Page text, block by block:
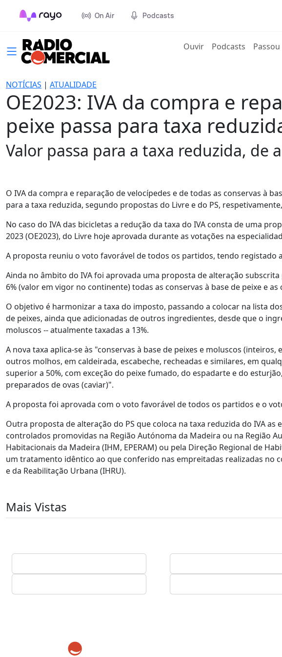
On Air Podcasts
Ouvir(current)
Podcasts Passou
NOTÍCIAS | ATUALIDADE
OE2023: IVA da compra e
peixe passa para taxa
Valor passa para a taxa reduzida, de
O IVA da compra e reparação de velocípedes e de todas as conservas à
para a taxa reduzida, segundo propostas do Livre e do PS,
No caso do IVA das bicicletas a redução da taxa do IVA consta de uma
2023 (OE2023), do Livre hoje aprovada durante as votações na
A proposta reuniu o voto favorável de todos os partidos, tendo registado
Ainda no âmbito do IVA foi aprovada uma proposta de alteração
6% (valor em vigor no continente) todas as conservas à base de peixe e
O objetivo é harmonizar a taxa do imposto, passando a colocar na lista
de peixes, ainda que adicionadas de outros ingredientes, desde que o
moluscos -- atualmente taxadas a 13%.
A nova taxa aplica-se às "conservas à base de peixes e moluscos
outros molhos, em caldeirada, escabeche, recheadas e similares, em
superior a 50%, com exceção do peixe fumado, do espadarte e do
preparados de ovas (caviar)".
A proposta foi aprovada com o voto favorável de todos os partidos e o
Outra proposta de alteração do PS que coloca na taxa reduzida do IVA
controlados promovidas na Região Autónoma da Madeira ou na Região
Habitacionais da Madeira (IHM, EPERAM) ou pela Direção Regional de
um tratamento idêntico ao que conferido nas empreitadas realizadas no
e da Reabilitação Urbana (IHRU).
Mais Vistas